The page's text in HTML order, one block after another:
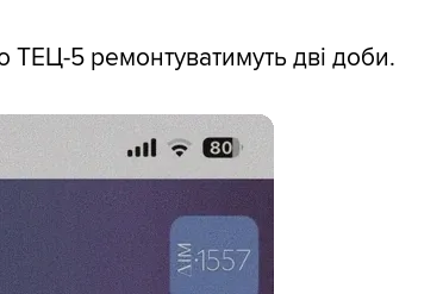
ТЕЦ-5 ремонтуватимуть дві доби.